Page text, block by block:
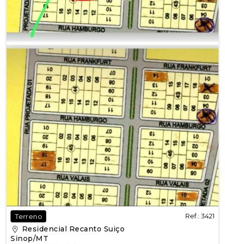
Terreno Ref.: 3421
Residencial Recanto Suiço
Sinop/MT